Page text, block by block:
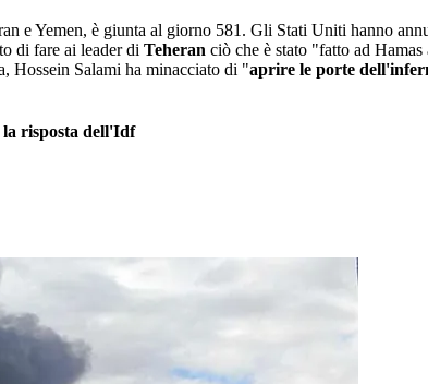
e Yemen, è giunta al giorno 581. Gli Stati Uniti hanno
di fare ai leader di Teheran ciò che è stato "fatto ad
Hossein Salami ha minacciato di "aprire le porte
la risposta dell'Idf